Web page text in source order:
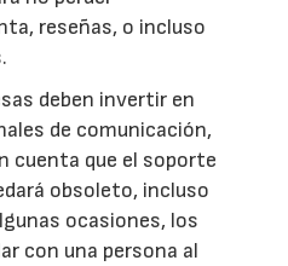
reseñas, o incluso
deben invertir en
de comunicación,
cuenta que el soporte
obsoleto, incluso
ocasiones, los
con una persona al